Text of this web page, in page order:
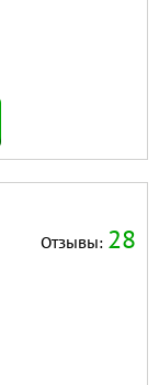
Отзывы: 28